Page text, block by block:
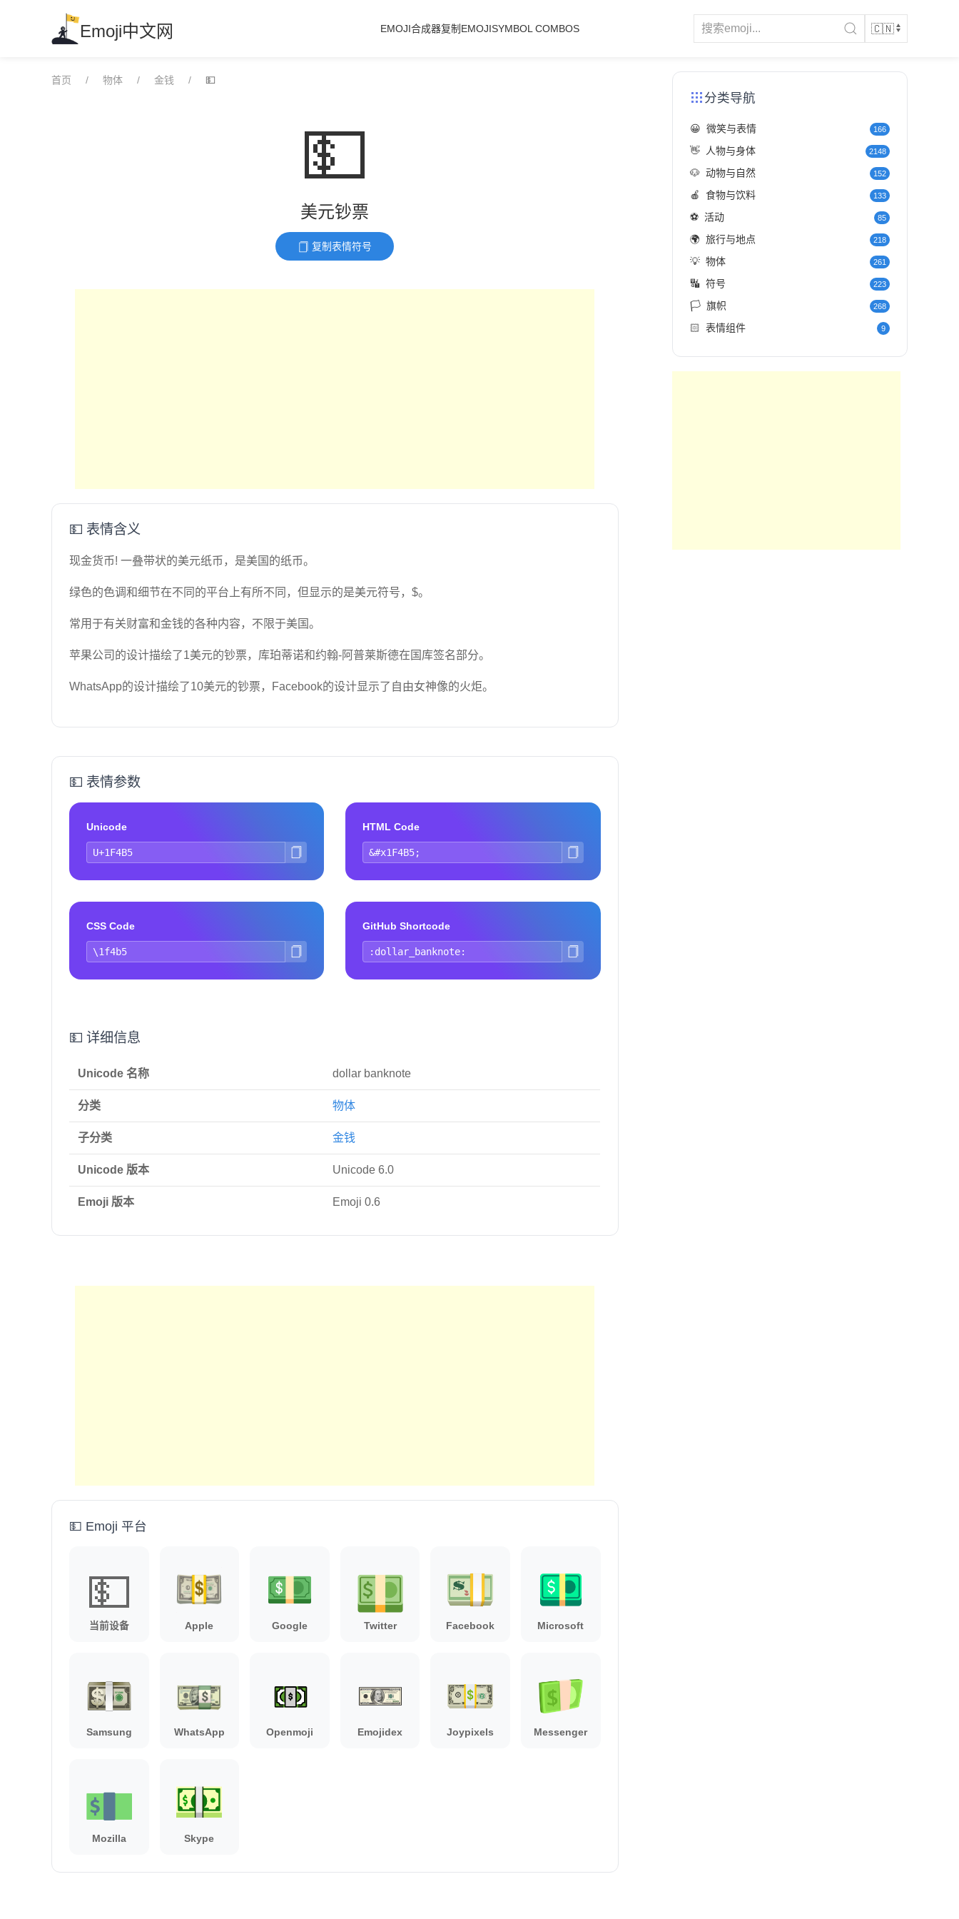
Emoji中文网 EMOJI合成器复制EMOJISYMBOL COMBOS
首页 物体 金钱 💵
💵
美元钞票
复制表情符号
💵 表情含义
现金货币! 一叠带状的美元纸币，是美国的纸币。
绿色的色调和细节在不同的平台上有所不同，但显示的是美元符号，$。
常用于有关财富和金钱的各种内容，不限于美国。
苹果公司的设计描绘了1美元的钞票，库珀蒂诺和约翰-阿普莱斯德在国库签名部分。
WhatsApp的设计描绘了10美元的钞票，Facebook的设计显示了自由女神像的火炬。
💵 表情参数
Unicode HTML Code
CSS Code GitHub Shortcode
💵 详细信息
Unicode 名称 dollar banknote
分类 物体
子分类 金钱
Unicode 版本 Unicode 6.0
Emoji 版本 Emoji 0.6
💵 Emoji 平台
💵
当前设备 Apple Google Twitter Facebook Microsoft
Samsung WhatsApp Openmoji Emojidex Joypixels Messenger
Mozilla Skype
分类导航
😀 微笑与表情 166
👋 人物与身体 2148
🐶 动物与自然 152
🍎 食物与饮料 133
⚽ 活动 85
🌍 旅行与地点 218
💡 物体 261
🔣 符号 223
🏳️ 旗帜 268
🏻 表情组件 9